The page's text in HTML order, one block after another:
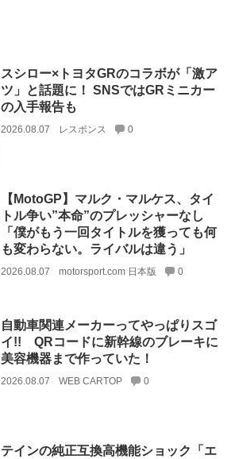
スシロー×トヨタGRのコラボが「激ア
ツ」と話題に！ SNSではGRミニカー
の入手報告も
2026.08.07 レスポンス 0
【MotoGP】マルク・マルケス、タイ
トル争い”本命”のプレッシャーなし
「僕がもう一回タイトルを獲っても何
も変わらない。ライバルは違う」
2026.08.07 motorsport.com 日本版 0
自動車関連メーカーってやっぱりスゴ
イ!! QRコードに新幹線のブレーキに
美容機器まで作っていた！
2026.08.07 WEB CARTOP 0
テインの純正互換高機能ショック「エ